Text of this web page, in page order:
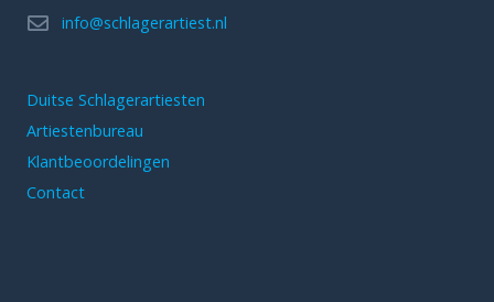
info@schlagerartiest.nl
Duitse Schlagerartiesten
Artiestenbureau
Klantbeoordelingen
Contact